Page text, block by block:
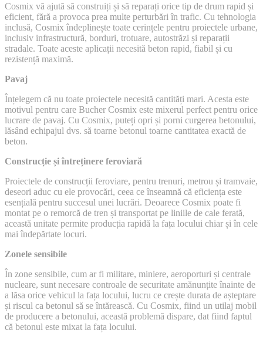
Cosmix vă ajută să construiți și să reparați orice tip de drum rapid și
eficient, fără a provoca prea multe perturbări în trafic. Cu tehnologia
inclusă, Cosmix îndeplinește toate cerințele pentru proiectele urbane,
inclusiv infrastructură, borduri, trotuare, autostrăzi și reparații
stradale. Toate aceste aplicații necesită beton rapid, fiabil și cu
rezistență maximă.
Pavaj
Înțelegem că nu toate proiectele necesită cantități mari. Acesta este
motivul pentru care Bucher Cosmix este mixerul perfect pentru orice
lucrare de pavaj. Cu Cosmix, puteți opri și porni curgerea betonului,
lăsând echipajul dvs. să toarne betonul toarne cantitatea exactă de
beton.
Construcție și întreținere feroviară
Proiectele de construcții feroviare, pentru trenuri, metrou și tramvaie,
deseori aduc cu ele provocări, ceea ce înseamnă că eficiența este
esențială pentru succesul unei lucrări. Deoarece Cosmix poate fi
montat pe o remorcă de tren și transportat pe liniile de cale ferată,
această unitate permite producția rapidă la fața locului chiar și în cele
mai îndepărtate locuri.
Zonele sensibile
În zone sensibile, cum ar fi militare, miniere, aeroporturi și centrale
nucleare, sunt necesare controale de securitate amănunțite înainte de
a lăsa orice vehicul la fața locului, lucru ce crește durata de așteptare
și riscul ca betonul să se întărească. Cu Cosmix, fiind un utilaj mobil
de producere a betonului, această problemă dispare, dat fiind faptul
că betonul este mixat la fața locului.